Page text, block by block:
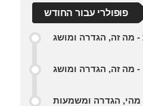
פופולרי עבור החודש
- מה זה, הגדרה ומושג
- מה זה, הגדרה ומושג
מהי, הגדרה ומשמעות